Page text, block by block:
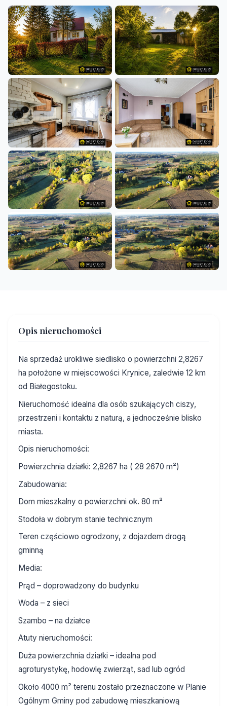
Opis nieruchomości
Na sprzedaż urokliwe siedlisko o powierzchni 2,8267
ha położone w miejscowości Krynice, zaledwie 12 km
od Białegostoku.
Nieruchomość idealna dla osób szukających ciszy,
przestrzeni i kontaktu z naturą, a jednocześnie blisko
miasta.
Opis nieruchomości:
Powierzchnia działki: 2,8267 ha ( 28 2670 m²)
Zabudowania:
Dom mieszkalny o powierzchni ok. 80 m²
Stodoła w dobrym stanie technicznym
Teren częściowo ogrodzony, z dojazdem drogą
gminną
Media:
Prąd – doprowadzony do budynku
Woda – z sieci
Szambo – na działce
Atuty nieruchomości:
Duża powierzchnia działki – idealna pod
agroturystykę, hodowlę zwierząt, sad lub ogród
Około 4000 m² terenu zostało przeznaczone w Planie
Ogólnym Gminy pod zabudowę mieszkaniową